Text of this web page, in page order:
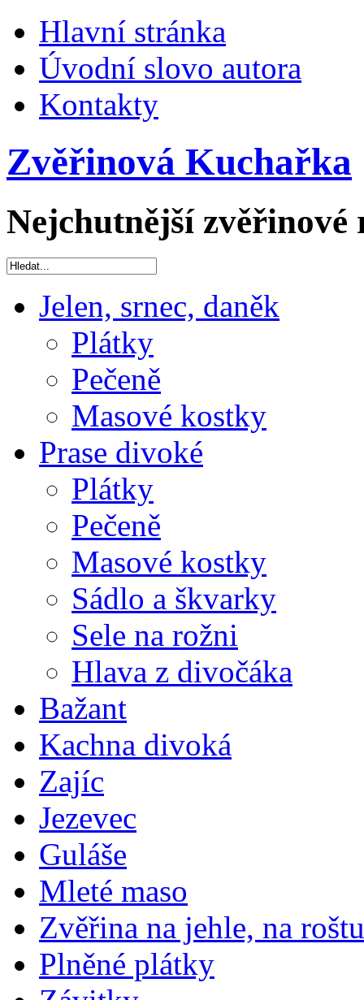
Hlavní stránka
Úvodní slovo autora
Kontakty
Zvěřinová Kuchařka
Nejchutnější zvěřinové
Jelen, srnec, daněk
Plátky
Pečeně
Masové kostky
Prase divoké
Plátky
Pečeně
Masové kostky
Sádlo a škvarky
Sele na rožni
Hlava z divočáka
Bažant
Kachna divoká
Zajíc
Jezevec
Guláše
Mleté maso
Zvěřina na jehle, na roštu
Plněné plátky